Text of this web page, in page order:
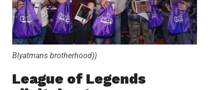
Blyatmans brotherhood))
League of Legends